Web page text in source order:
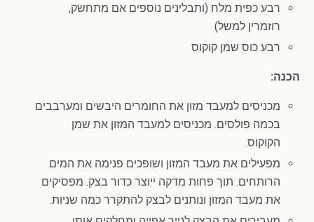
רבע כפית מלח (ותבלינים נוספים אם מתחשק,
רוזמרין למשל)
רבע כוס שמן קוקוס
הכנה:
מכניסים למעבד מזון את החומרים היבשים ומערבבים
בכמה פולסים. מכניסים למעבד המזון את שמן
הקוקוס.
מפעילים את מעבד המזון ושופכים פנימה את המים
הרותחים. תוך פחות מדקה ייוצר כדור בצק. מפסיקים
את מעבד המזון ונותנים לבצק להתקרר כמה שניות.